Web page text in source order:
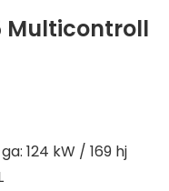
Multicontroll
124 kW / 169 hj